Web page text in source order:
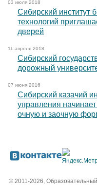
03 июля 2018
Сибирский институт
технологий
дверей
11 апреля 2018
Сибирский
дорожный
07 июня 2016
Сибирский казачий
управления
очную и заочную
© 2011-2026,